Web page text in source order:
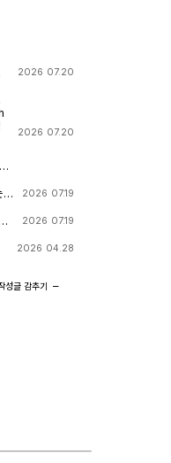
2026 07.20
x
2026 07.20
2026 07.19
2026 07.19
2026 04.28
성글감추기